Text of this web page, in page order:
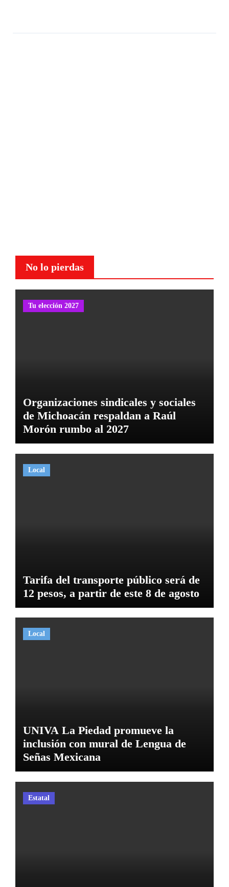
No lo pierdas
Tu elección 2027
Organizaciones sindicales y sociales
de Michoacán respaldan a Raúl
Morón rumbo al 2027
Local
Tarifa del transporte público será de
12 pesos, a partir de este 8 de agosto
Local
UNIVA La Piedad promueve la
inclusión con mural de Lengua de
Señas Mexicana
Estatal